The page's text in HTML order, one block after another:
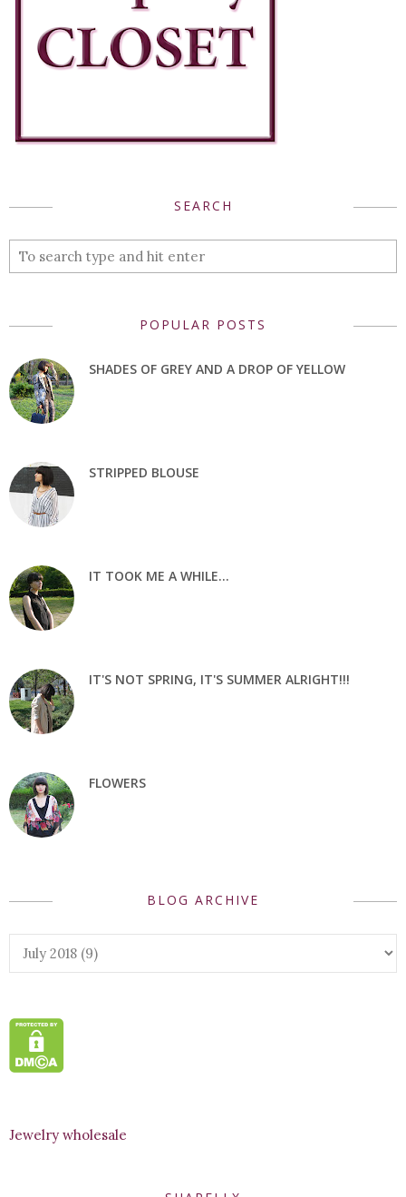
SEARCH
POPULAR POSTS
SHADES OF GREY AND A DROP OF YELLOW
STRIPPED BLOUSE
IT TOOK ME A WHILE...
IT'S NOT SPRING, IT'S SUMMER ALRIGHT!!!
FLOWERS
BLOG ARCHIVE
Jewelry wholesale